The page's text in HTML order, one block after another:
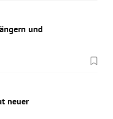
und
neuer